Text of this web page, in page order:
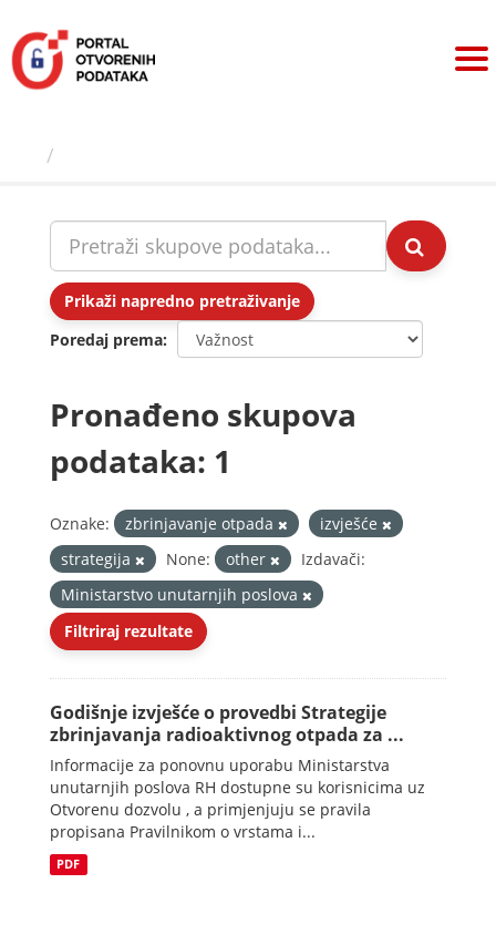
sadržaj
Prikaži napredno pretraživanje
Poredaj prema
Pronađeno skupova
podataka: 1
Oznake: zbrinjavanje otpada
izvješće
strategija
None: other
Izdavači:
Ministarstvo unutarnjih poslova
Filtriraj rezultate
Godišnje izvješće o provedbi Strategije
zbrinjavanja radioaktivnog otpada za ...
Informacije za ponovnu uporabu Ministarstva
unutarnjih poslova RH dostupne su korisnicima uz
Otvorenu dozvolu , a primjenjuju se pravila
propisana Pravilnikom o vrstama i...
PDF